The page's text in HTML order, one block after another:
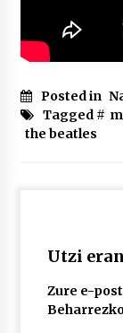
Posted in
Tagged #
the beatles
Utzi
Zure e-